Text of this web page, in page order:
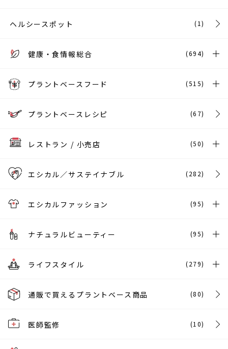
ヘルシースポット (1)
健康・食情報総合 (694)
プラントベースフード (515)
プラントベースレシピ (67)
レストラン / 小売店 (50)
エシカル／サステイナブル (282)
エシカルファッション (95)
ナチュラルビューティー (95)
ライフスタイル (279)
通販で買えるプラントベース商品 (80)
医師監修 (10)